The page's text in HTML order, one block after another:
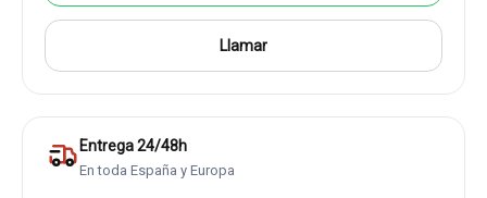
Llamar
Entrega 24/48h
En toda España y Europa